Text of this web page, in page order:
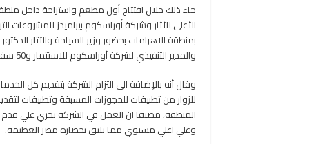
جاء ذلك خلال افتتاح أول مطعم واستراحة داخل
الأعلى للأثار وشركة أوراسكوم بيراميدز للمشروعات
بمنطقة الاهرامات بحضور وزير السياحة والآثار
والمدير التنفيذي لشركة أوراسكوم للاستثمار و50 سفيراً بالقاهرة .
وقال أنه بالإضافة الى التزام الشركة بتقديم كل
للزوار من تطبيقات للحجوزات المسبقة وتطبيقات
المنطقة، مضيفا ان العمل في الشركة يجري علي
وعلي اعلي مستوي مما يليق بحضارة مصر العظيمة.